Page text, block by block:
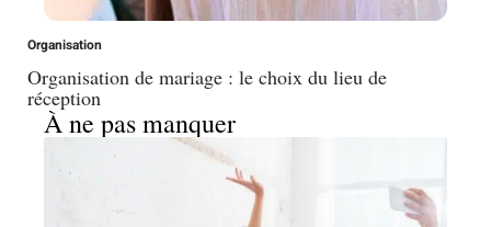
Organisation
Organisation de mariage : le choix du lieu de
réception
À ne pas manquer